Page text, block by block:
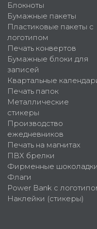
Блокноты
Бумажные пакеты
Пластиковые пакеты с
логотипом
Печать конвертов
Бумажные блоки для
записей
Квартальные
Печать папок
Металлические
стикеры
Производство
ежедневников
Печать на магнитах
ПВХ брелки
Фирменные шоколадки
Флаги
Power Bank с
Наклейки (стикеры)